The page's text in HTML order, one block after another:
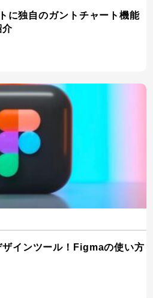
に独自のガントチャート機能
介
インツール！Figmaの使い方